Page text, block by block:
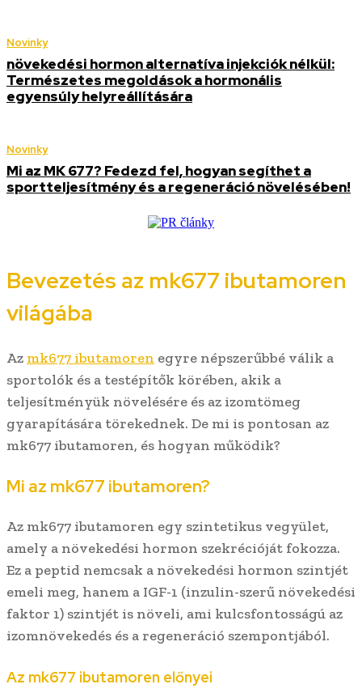
Novinky
növekedési hormon alternatíva injekciók nélkül:
Természetes megoldások a hormonális
egyensúly helyreállítására
Novinky
Mi az MK 677? Fedezd fel, hogyan segíthet a
sportteljesítmény és a regeneráció növelésében!
Bevezetés az mk677 ibutamoren
világába
Az mk677 ibutamoren egyre népszerűbbé válik a
sportolók és a testépítők körében, akik a
teljesítményük növelésére és az izomtömeg
gyarapítására törekednek. De mi is pontosan az
mk677 ibutamoren, és hogyan működik?
Mi az mk677 ibutamoren?
Az mk677 ibutamoren egy szintetikus vegyület,
amely a növekedési hormon szekrécióját fokozza.
Ez a peptid nemcsak a növekedési hormon szintjét
emeli meg, hanem a IGF-1 (inzulin-szerű növekedési
faktor 1) szintjét is növeli, ami kulcsfontosságú az
izomnövekedés és a regeneráció szempontjából.
Az mk677 ibutamoren előnyei